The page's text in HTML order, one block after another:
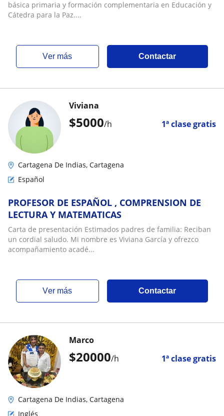
básica primaria y formación complementaria en Educación y
Cátedra para la Paz....
ver más Contactar
$5000/h 1ª clase gratis
Viviana
Cartagena De Indias, Cartagena
Español
PROFESOR DE ESPAÑOL , COMPRENSION DE
LECTURA Y MATEMATICAS
Carta de presentación Estimados padres de familia: Reciban
un cordial saludo. Mi nombre es Viviana García y ofrezco
acompañamiento acadé...
ver más Contactar
$20000/h 1ª clase gratis
Marco
Cartagena De Indias, Cartagena
Inglés